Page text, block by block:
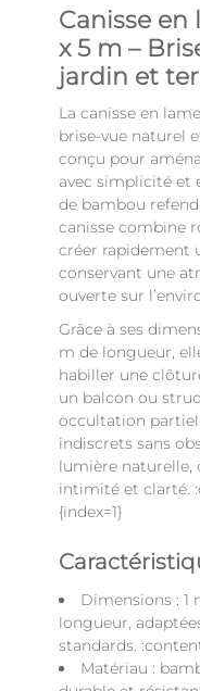
Canisse en
x 5 m –
jardin et
La canisse en
brise-vue naturel
conçu pour
avec simplicité et
de bambou
canisse combine
créer rapidement
conservant une
ouverte sur
Grâce à ses
m de longueur,
habiller une
un balcon ou
occultation
indiscrets sans
lumière naturelle,
intimité et clarté.
{index=1}
Dimensions : 1
longueur,
standards.
Matériau :